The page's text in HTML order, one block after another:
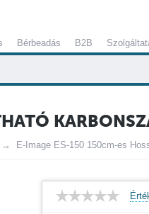
Bérbeadás B2B
E-Image ES-150 150cm-es